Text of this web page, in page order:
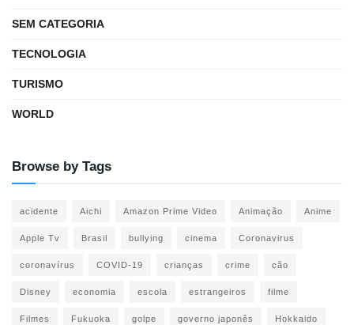
SEM CATEGORIA
TECNOLOGIA
TURISMO
WORLD
Browse by Tags
acidente Aichi Amazon Prime Video Animação Anime
Apple Tv Brasil bullying cinema Coronavirus
coronavírus COVID-19 crianças crime cão
Disney economia escola estrangeiros filme
Filmes Fukuoka golpe governo japonês Hokkaido